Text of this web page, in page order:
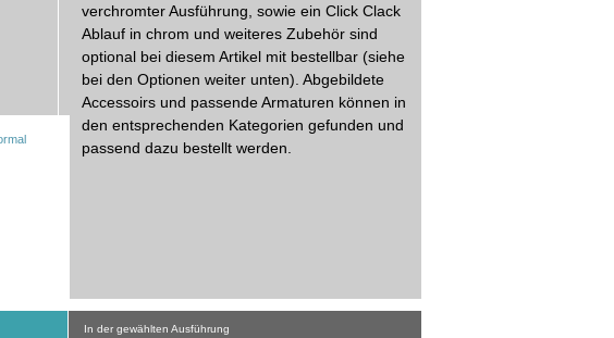
verchromter Ausführung, sowie ein Click Clack
Ablauf in chrom und weiteres Zubehör sind
optional bei diesem Artikel mit bestellbar (siehe
bei den Optionen weiter unten). Abgebildete
Accessoirs und passende Armaturen können in
den entsprechenden Kategorien gefunden und
passend dazu bestellt werden.
In der gewählten Ausführung